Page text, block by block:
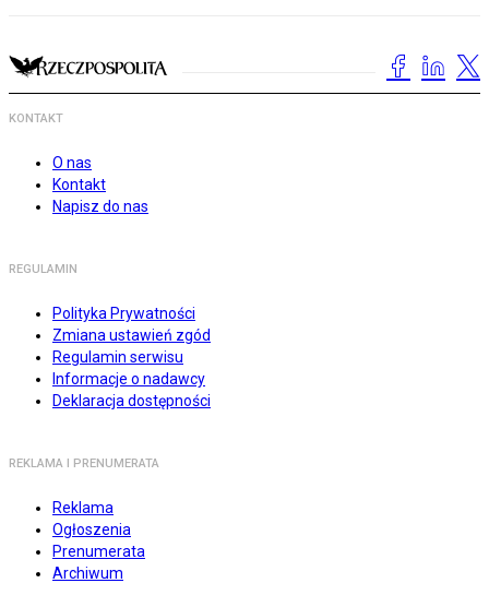
KONTAKT
O nas
Kontakt
Napisz do nas
REGULAMIN
Polityka Prywatności
Zmiana ustawień zgód
Regulamin serwisu
Informacje o nadawcy
Deklaracja dostępności
REKLAMA I PRENUMERATA
Reklama
Ogłoszenia
Prenumerata
Archiwum